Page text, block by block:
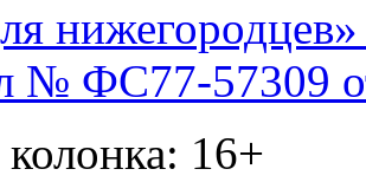
нижегородцев»
ФС77-57309
колонка: 16+